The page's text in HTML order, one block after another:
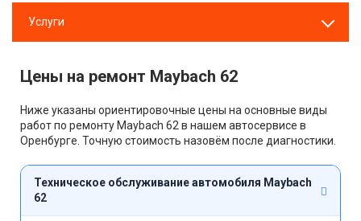
Услуги
Цены на ремонт Maybach 62
Ниже указаны ориентировочные цены на основные виды
работ по ремонту Maybach 62 в нашем автосервисе в
Оренбурге. Точную стоимость назовём после диагностики.
Техническое обслуживание автомобиля Maybach
62